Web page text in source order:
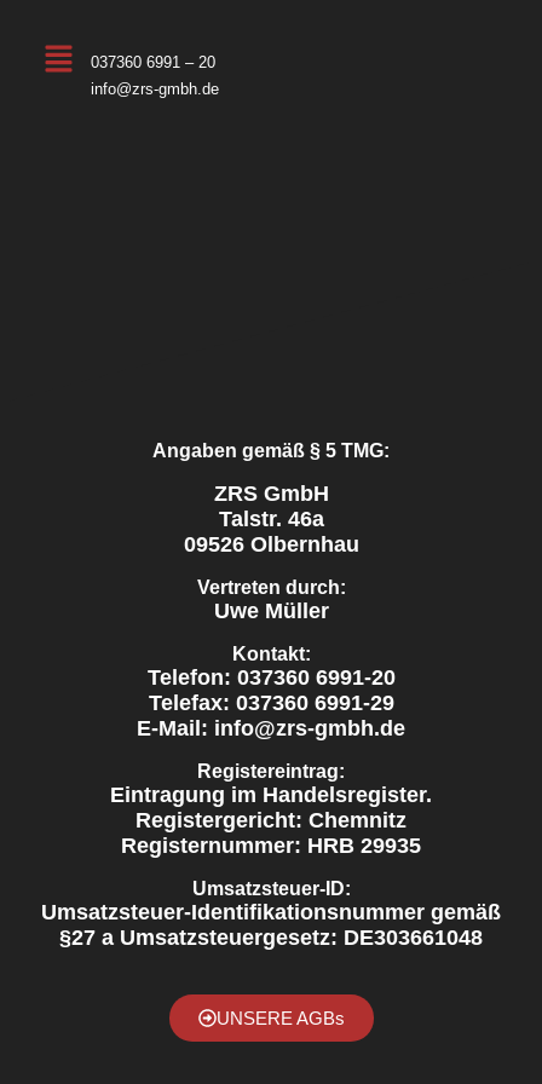
037360 6991 – 20
info@zrs-gmbh.de
Angaben gemäß § 5 TMG:
ZRS GmbH
Talstr. 46a
09526 Olbernhau
Vertreten durch:
Uwe Müller
Kontakt:
Telefon: 037360 6991-20
Telefax: 037360 6991-29
E-Mail: info@zrs-gmbh.de
Registereintrag:
Eintragung im Handelsregister.
Registergericht: Chemnitz
Registernummer: HRB 29935
Umsatzsteuer-ID:
Umsatzsteuer-Identifikationsnummer gemäß
§27 a Umsatzsteuergesetz: DE303661048
UNSERE AGBs